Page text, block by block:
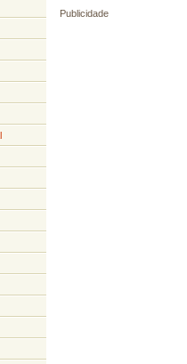
Publicidade